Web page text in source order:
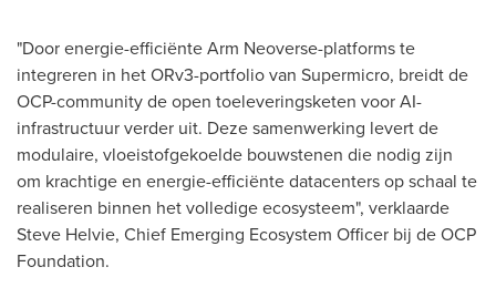
"Door energie-efficiënte Arm Neoverse-platforms te
integreren in het ORv3-portfolio van Supermicro, breidt de
OCP-community de open toeleveringsketen voor AI-
infrastructuur verder uit. Deze samenwerking levert de
modulaire, vloeistofgekoelde bouwstenen die nodig zijn
om krachtige en energie-efficiënte datacenters op schaal te
realiseren binnen het volledige ecosysteem", verklaarde
Steve Helvie, Chief Emerging Ecosystem Officer bij de OCP
Foundation.